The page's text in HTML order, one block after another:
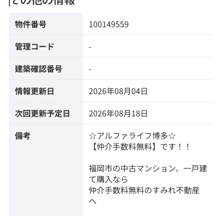
物件番号 100149559
管理コード -
建築確認番号 -
情報更新日 2026年08月04日
次回更新予定日 2026年08月18日
備考
☆アルファライフ博多☆
【仲介手数料無料】です！！
福岡市の中古マンション、一戸建
て購入なら
仲介手数料無料のすみれ不動産
へ